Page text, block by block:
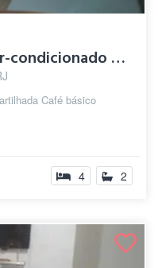
Quarto mobiliado com ar-condicionado e W...
Café básico
4 2